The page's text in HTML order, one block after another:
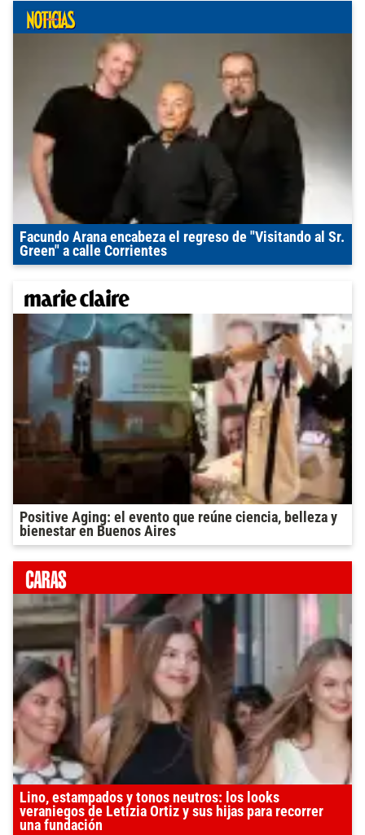
Facundo Arana encabeza el regreso de "Visitando al Sr.
Green" a calle Corrientes
Positive Aging: el evento que reúne ciencia, belleza y
bienestar en Buenos Aires
Lino, estampados y tonos neutros: los looks
veraniegos de Letizia Ortiz y sus hijas para recorrer
una fundación